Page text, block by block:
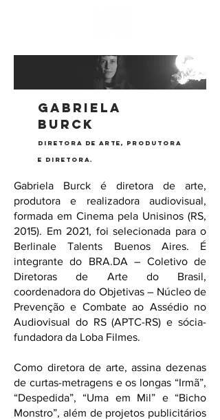
gabriela
burck
Diretora de Arte, Produtora
e Diretora.
Gabriela Burck é diretora de arte,
produtora e realizadora audiovisual,
formada em Cinema pela Unisinos (RS,
2015). Em 2021, foi selecionada para o
Berlinale Talents Buenos Aires. É
integrante do BRA.DA – Coletivo de
Diretoras de Arte do Brasil,
coordenadora do Objetivas – Núcleo de
Prevenção e Combate ao Assédio no
Audiovisual do RS (APTC-RS) e sócia-
fundadora da Loba Filmes.
Como diretora de arte, assina dezenas
de curtas-metragens e os longas “Irmã”,
“Despedida”, “Uma em Mil” e “Bicho
Monstro”, além de projetos publicitários